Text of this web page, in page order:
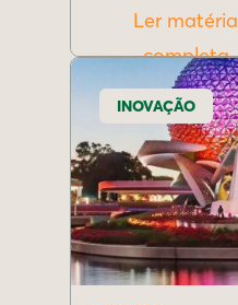
Ler matéria
completa
INOVAÇÃO